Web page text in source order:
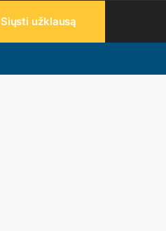
Siųsti užklausą